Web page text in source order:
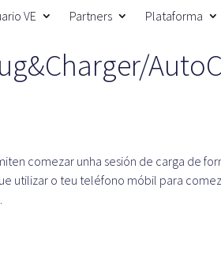
VE Partners Plataforma
comezar unha sesión de carga de
utilizar o teu teléfono móbil para